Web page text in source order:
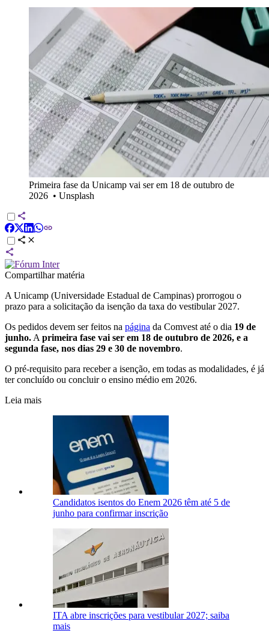
Primeira fase da Unicamp vai ser em 18 de outubro de
2026 • Unsplash
Compartilhar matéria
A Unicamp (Universidade Estadual de Campinas) prorrogou o
prazo para a solicitação da isenção da taxa do vestibular 2027.
Os pedidos devem ser feitos na página da Comvest até o dia 19 de
junho. A primeira fase vai ser em 18 de outubro de 2026, e a
segunda fase, nos dias 29 e 30 de novembro.
O pré-requisito para receber a isenção, em todas as modalidades, é já
ter concluído ou concluir o ensino médio em 2026.
Leia mais
Candidatos isentos do Enem 2026 têm até 5 de
junho para confirmar inscrição
ITA abre inscrições para vestibular 2027; saiba
mais